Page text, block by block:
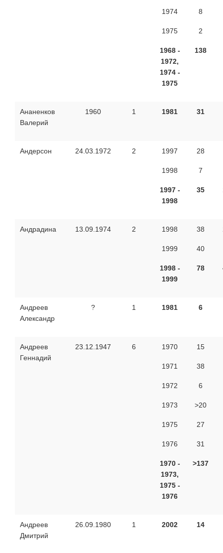
1974
1975
1968 -
1972,
1974 -
1975
8
2
138
Ананенков
Валерий
1960 1 1981 31
Андерсон 24.03.1972 2 1997
1998
1997 -
1998
28
7
35
Андрадина 13.09.1974 2 1998
1999
1998 -
1999
38
40
78
Андреев
Александр
? 1 1981 6
Андреев
Геннадий
23.12.1947 6 1970
1971
1972
1973
1975
1976
1970 -
1973,
1975 -
1976
15
38
6
>20
27
31
>137
Андреев
Дмитрий
26.09.1980 1 2002 14